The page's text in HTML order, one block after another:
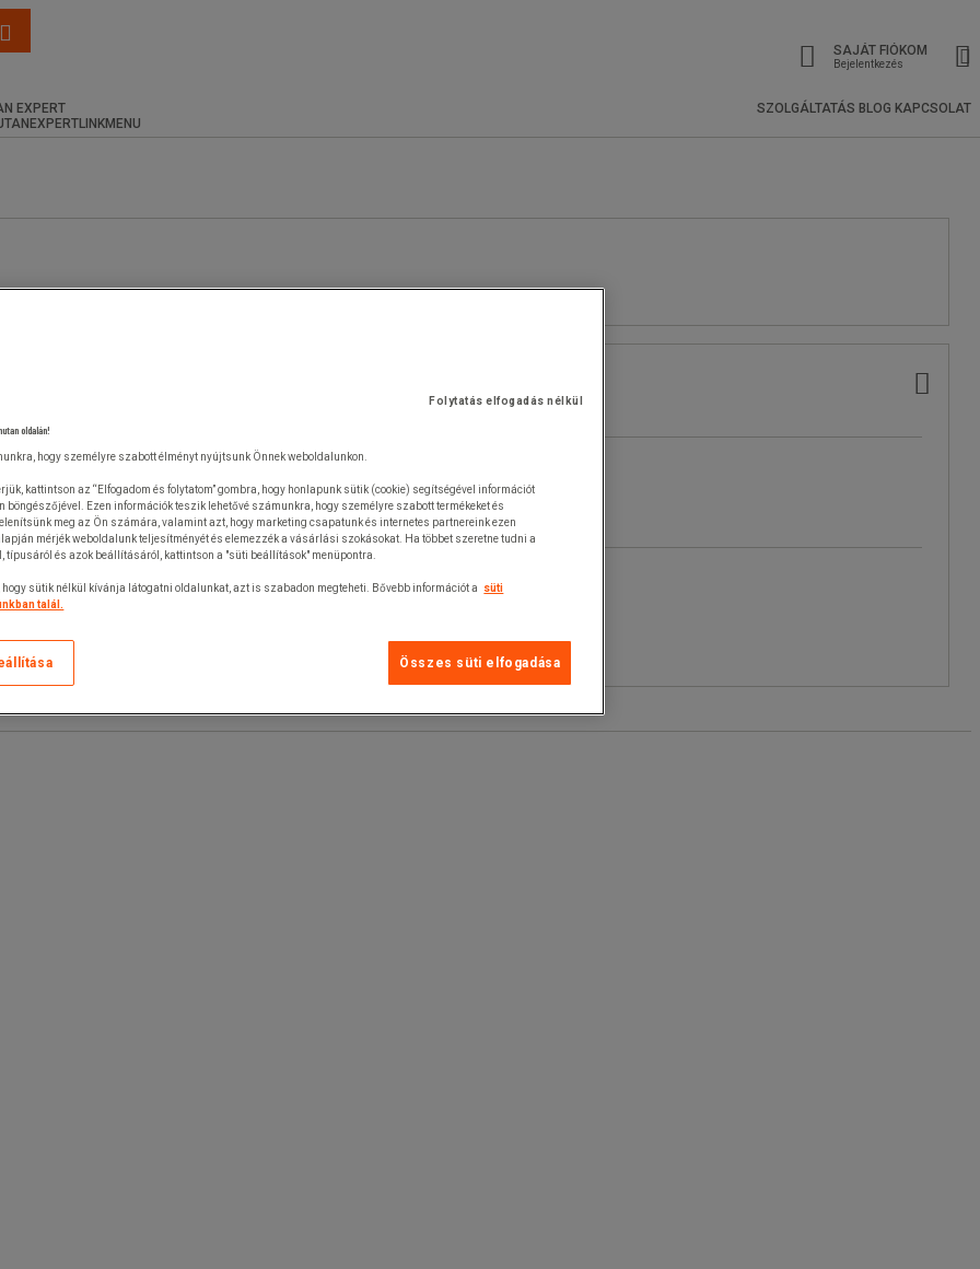
SAJÁT FIÓKOM
Bejelentkezés
EXPERT SZOLGÁLTATÁS BLOG KAPCSOLAT
Folytatás elfogadás nélkül
oldalán!
hogy személyre szabott élményt nyújtsunk Önnek weboldalunkon.
kattintson az “Elfogadom és folytatom” gombra, hogy honlapunk sütik (cookie) segítségével információt
böngészőjével. Ezen információk teszik lehetővé számunkra, hogy személyre szabott termékeket és
meg az Ön számára, valamint azt, hogy marketing csapatunk és internetes partnereink ezen
mérjék weboldalunk teljesítményét és elemezzék a vásárlási szokásokat. Ha többet szeretne tudni a
típusáról és azok beállításáról, kattintson a "süti beállítások" menüpontra.
hogy sütik nélkül kívánja látogatni oldalunkat, azt is szabadon megteheti. Bővebb információt a
süti
talál.
Összes süti elfogadása